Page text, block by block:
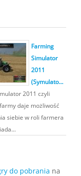
Farming
Simulator
2011
(Symulato...
2011 czyli
daje możliwość
siebie w roli farmera
do pobrania na